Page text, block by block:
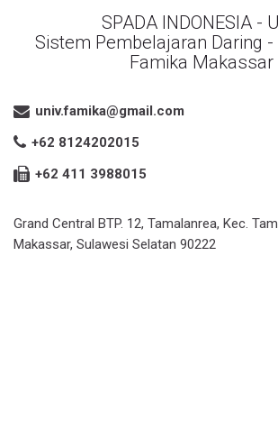
SPADA INDONESIA -
Sistem Pembelajaran Daring
Famika Makassar
univ.famika@gmail.com
+62 8124202015
+62 411 3988015
Grand Central BTP. 12, Tamalanrea, Kec.
Makassar, Sulawesi Selatan 90222